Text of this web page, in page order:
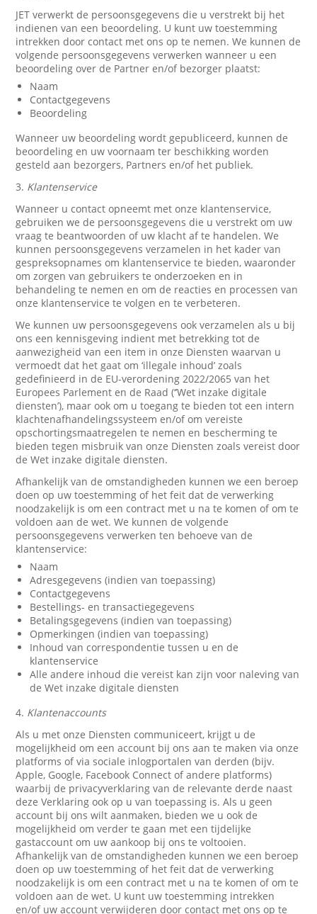
JET verwerkt de persoonsgegevens die u verstrekt bij het
indienen van een beoordeling. U kunt uw toestemming
intrekken door contact met ons op te nemen. We kunnen de
volgende persoonsgegevens verwerken wanneer u een
beoordeling over de Partner en/of bezorger plaatst:
Naam
Contactgegevens
Beoordeling
Wanneer uw beoordeling wordt gepubliceerd, kunnen de
beoordeling en uw voornaam ter beschikking worden
gesteld aan bezorgers, Partners en/of het publiek.
3. Klantenservice
Wanneer u contact opneemt met onze klantenservice,
gebruiken we de persoonsgegevens die u verstrekt om uw
vraag te beantwoorden of uw klacht af te handelen. We
kunnen persoonsgegevens verzamelen in het kader van
gespreksopnames om klantenservice te bieden, waaronder
om zorgen van gebruikers te onderzoeken en in
behandeling te nemen en om de reacties en processen van
onze klantenservice te volgen en te verbeteren.
We kunnen uw persoonsgegevens ook verzamelen als u bij
ons een kennisgeving indient met betrekking tot de
aanwezigheid van een item in onze Diensten waarvan u
vermoedt dat het gaat om ‘illegale inhoud’ zoals
gedefinieerd in de EU-verordening 2022/2065 van het
Europees Parlement en de Raad (‘’Wet inzake digitale
diensten’), maar ook om u toegang te bieden tot een intern
klachtenafhandelingssysteem en/of om vereiste
opschortingsmaatregelen te nemen en bescherming te
bieden tegen misbruik van onze Diensten zoals vereist door
de Wet inzake digitale diensten.
Afhankelijk van de omstandigheden kunnen we een beroep
doen op uw toestemming of het feit dat de verwerking
noodzakelijk is om een contract met u na te komen of om te
voldoen aan de wet. We kunnen de volgende
persoonsgegevens verwerken ten behoeve van de
klantenservice:
Naam
Adresgegevens (indien van toepassing)
Contactgegevens
Bestellings- en transactiegegevens
Betalingsgegevens (indien van toepassing)
Opmerkingen (indien van toepassing)
Inhoud van correspondentie tussen u en de
klantenservice
Alle andere inhoud die vereist kan zijn voor naleving van
de Wet inzake digitale diensten
4. Klantenaccounts
Als u met onze Diensten communiceert, krijgt u de
mogelijkheid om een account bij ons aan te maken via onze
platforms of via sociale inlogportalen van derden (bijv.
Apple, Google, Facebook Connect of andere platforms)
waarbij de privacyverklaring van de relevante derde naast
deze Verklaring ook op u van toepassing is. Als u geen
account bij ons wilt aanmaken, bieden we u ook de
mogelijkheid om verder te gaan met een tijdelijke
gastaccount om uw aankoop bij ons te voltooien.
Afhankelijk van de omstandigheden kunnen we een beroep
doen op uw toestemming of het feit dat de verwerking
noodzakelijk is om een contract met u na te komen of om te
voldoen aan de wet. U kunt uw toestemming intrekken
en/of uw account verwijderen door contact met ons op te